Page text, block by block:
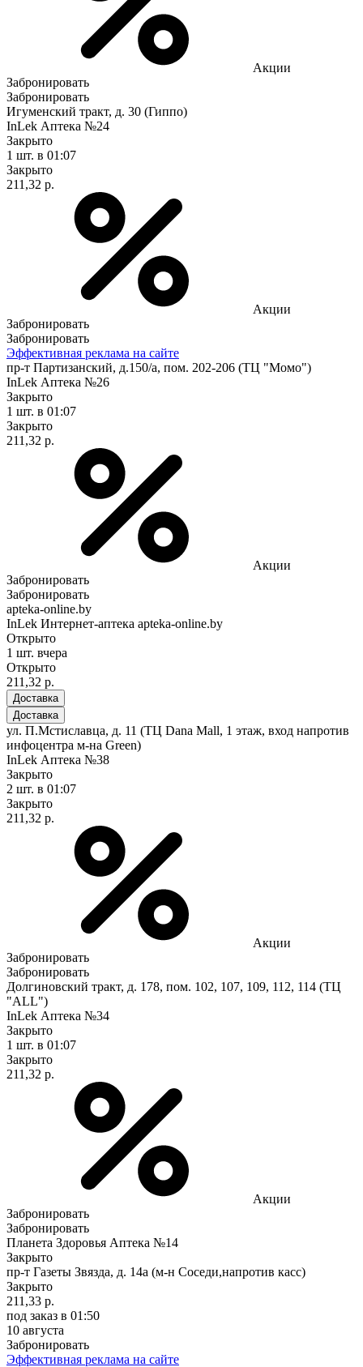
Акции
Забронировать
Забронировать
Игуменский тракт, д. 30 (Гиппо)
InLek Аптека №24
Закрыто
1 шт. в 01:07
Закрыто
211,32 р.
Акции
Забронировать
Забронировать
Эффективная реклама на сайте
пр-т Партизанский, д.150/а, пом. 202-206 (ТЦ "Момо")
InLek Аптека №26
Закрыто
1 шт. в 01:07
Закрыто
211,32 р.
Акции
Забронировать
Забронировать
apteka-online.by
InLek Интернет-аптека apteka-online.by
Открыто
1 шт. вчера
Открыто
211,32 р.
Доставка
Доставка
ул. П.Мстиславца, д. 11 (ТЦ Dana Mall, 1 этаж, вход напротив
инфоцентра м-на Green)
InLek Аптека №38
Закрыто
2 шт. в 01:07
Закрыто
211,32 р.
Акции
Забронировать
Забронировать
Долгиновский тракт, д. 178, пом. 102, 107, 109, 112, 114 (ТЦ
"ALL")
InLek Аптека №34
Закрыто
1 шт. в 01:07
Закрыто
211,32 р.
Акции
Забронировать
Забронировать
Планета Здоровья Аптека №14
Закрыто
пр-т Газеты Звязда, д. 14а (м-н Соседи,напротив касс)
Закрыто
211,33 р.
под заказ в 01:50
10 августа
Забронировать
Эффективная реклама на сайте